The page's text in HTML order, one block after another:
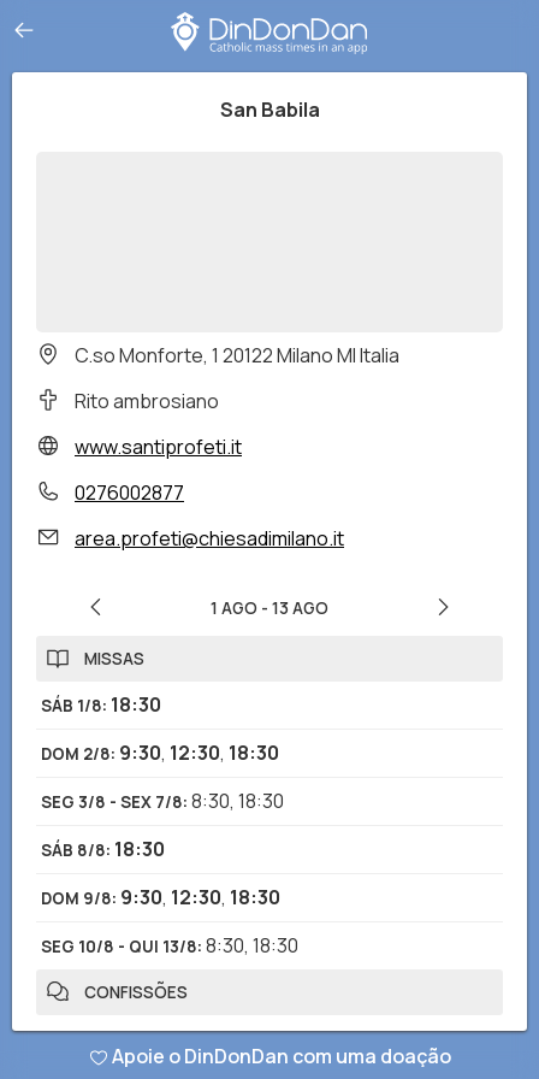
San Babila
C.so Monforte, 1 20122 Milano MI Italia
Rito ambrosiano
www.santiprofeti.it
0276002877
area.profeti@chiesadimilano.it
1 AGO - 13 AGO
MISSAS
SÁB 1/8: 18:30
DOM 2/8: 9:30, 12:30, 18:30
SEG 3/8 - SEX 7/8: 8:30, 18:30
SÁB 8/8: 18:30
DOM 9/8: 9:30, 12:30, 18:30
SEG 10/8 - QUI 13/8: 8:30, 18:30
CONFISSÕES
SEG 3/8 - SEX 7/8:9:00-12:00,16:00-18:00
Apoie o DinDonDan com uma doação